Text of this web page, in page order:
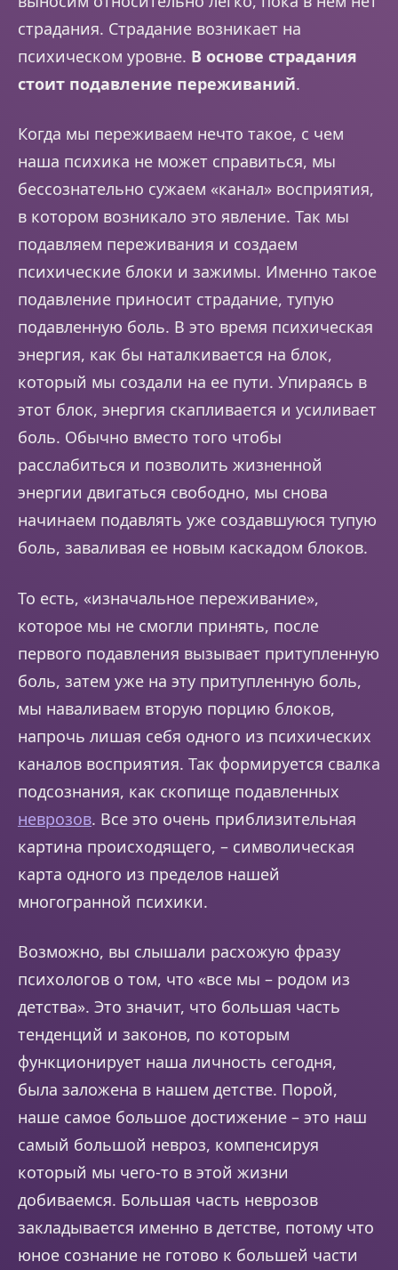
страдания. Страдание возникает на
психическом уровне. В основе страдания
стоит подавление переживаний.
Когда мы переживаем нечто такое, с чем
наша психика не может справиться, мы
бессознательно сужаем «канал» восприятия,
в котором возникало это явление. Так мы
подавляем переживания и создаем
психические блоки и зажимы. Именно такое
подавление приносит страдание, тупую
подавленную боль. В это время психическая
энергия, как бы наталкивается на блок,
который мы создали на ее пути. Упираясь в
этот блок, энергия скапливается и усиливает
боль. Обычно вместо того чтобы
расслабиться и позволить жизненной
энергии двигаться свободно, мы снова
начинаем подавлять уже создавшуюся тупую
боль, заваливая ее новым каскадом блоков.
То есть, «изначальное переживание»,
которое мы не смогли принять, после
первого подавления вызывает притупленную
боль, затем уже на эту притупленную боль,
мы наваливаем вторую порцию блоков,
напрочь лишая себя одного из психических
каналов восприятия. Так формируется свалка
подсознания, как скопище подавленных
неврозов. Все это очень приблизительная
картина происходящего, – символическая
карта одного из пределов нашей
многогранной психики.
Возможно, вы слышали расхожую фразу
психологов о том, что «все мы – родом из
детства». Это значит, что большая часть
тенденций и законов, по которым
функционирует наша личность сегодня,
была заложена в нашем детстве. Порой,
наше самое большое достижение – это наш
самый большой невроз, компенсируя
который мы чего-то в этой жизни
добиваемся. Большая часть неврозов
закладывается именно в детстве, потому что
юное сознание не готово к большей части